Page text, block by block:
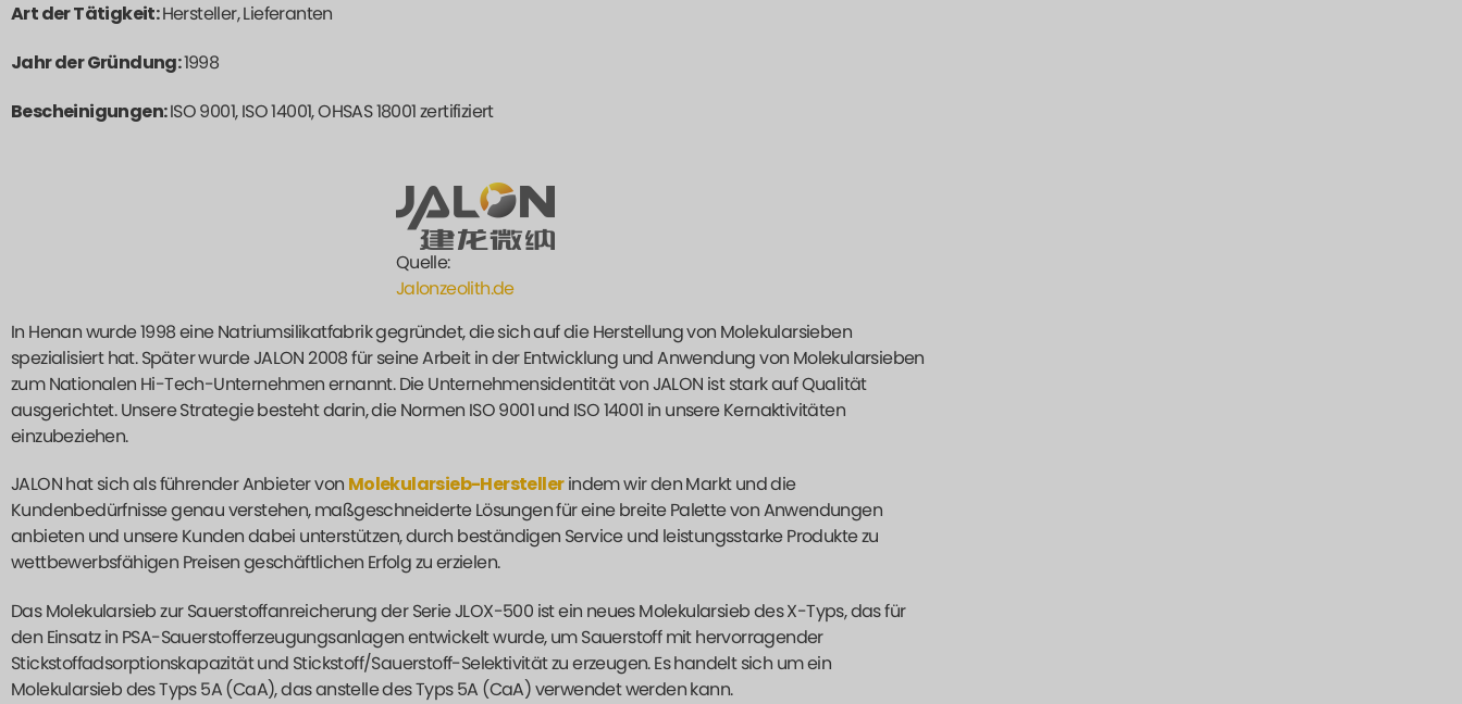
Art der Tätigkeit:Hersteller, Lieferanten
Jahr der Gründung:1998
Bescheinigungen:ISO 9001, ISO 14001, OHSAS 18001 zertifiziert
Quelle:
Jalonzeolith.de
In Henan wurde 1998 eine Natriumsilikatfabrik gegründet, die sich auf die Herstellung von Molekularsieben
spezialisiert hat. Später wurde JALON 2008 für seine Arbeit in der Entwicklung und Anwendung von Molekularsieben
zum Nationalen Hi-Tech-Unternehmen ernannt. Die Unternehmensidentität von JALON ist stark auf Qualität
ausgerichtet. Unsere Strategie besteht darin, die Normen ISO 9001 und ISO 14001 in unsere Kernaktivitäten
einzubeziehen.
JALON hat sich als führender Anbieter von Molekularsieb-Herstellerindem wir den Markt und die
Kundenbedürfnisse genau verstehen, maßgeschneiderte Lösungen für eine breite Palette von Anwendungen
anbieten und unsere Kunden dabei unterstützen, durch beständigen Service und leistungsstarke Produkte zu
wettbewerbsfähigen Preisen geschäftlichen Erfolg zu erzielen.
Das Molekularsieb zur Sauerstoffanreicherung der Serie JLOX-500 ist ein neues Molekularsieb des X-Typs, das für
den Einsatz in PSA-Sauerstofferzeugungsanlagen entwickelt wurde, um Sauerstoff mit hervorragender
Stickstoffadsorptionskapazität und Stickstoff/Sauerstoff-Selektivität zu erzeugen. Es handelt sich um ein
Molekularsieb des Typs 5A (CaA), das anstelle des Typs 5A (CaA) verwendet werden kann.